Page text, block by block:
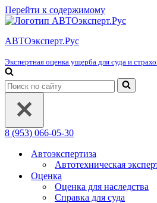
Перейти к содержимому
АВТОэксперт.Рус
Экспертная оценка ущерба для суда и
Искать...
8 (953) 066-05-30
Автоэкспертиза
Автотехническая
Оценка
Оценка для наследства
Справка для суда